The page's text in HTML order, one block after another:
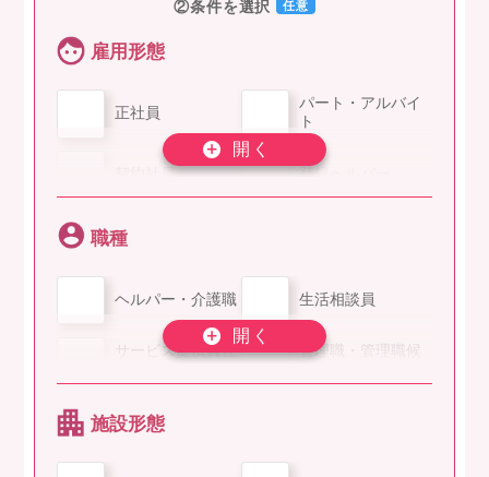
②条件を選択 任意
雇用形態
正社員
パート・アルバイ
ト
契約社員 登録ヘルパー
職種
ヘルパー・介護職 生活相談員
サービス提供責任
管理職・管理職候
ケアマネージャー
施設形態